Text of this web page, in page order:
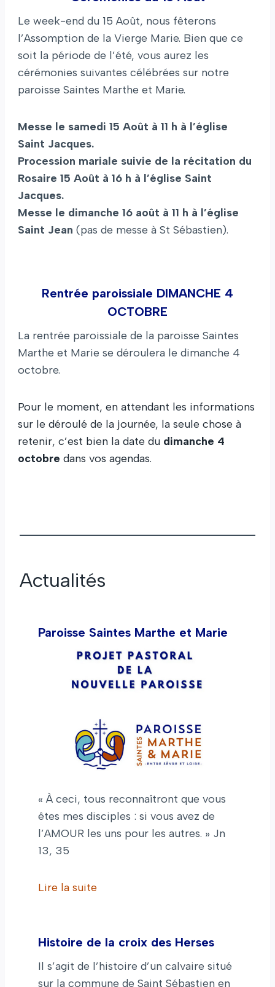
Le week-end du 15 Août, nous fêterons
l’Assomption de la Vierge Marie. Bien que ce
soit la période de l’été, vous aurez les
cérémonies suivantes célébrées sur notre
paroisse Saintes Marthe et Marie.
Messe le samedi 15 Août à 11 h à l’église
Saint Jacques.
Procession mariale suivie de la récitation du
Rosaire 15 Août à 16 h à l’église Saint
Jacques.
Messe le dimanche 16 août à 11 h à l’église
Saint Jean (pas de messe à St Sébastien).
Rentrée paroissiale DIMANCHE 4
OCTOBRE
La rentrée paroissiale de la paroisse Saintes
Marthe et Marie se déroulera le dimanche 4
octobre.
Pour le moment, en attendant les informations
sur le déroulé de la journée, la seule chose à
retenir, c’est bien la date du dimanche 4
octobre dans vos agendas.
Actualités
Paroisse Saintes Marthe et Marie
« À ceci, tous reconnaîtront que vous
êtes mes disciples : si vous avez de
l’AMOUR les uns pour les autres. » Jn
13, 35
Lire la suite
Histoire de la croix des Herses
Il s’agit de l’histoire d’un calvaire situé
sur la commune de Saint Sébastien en